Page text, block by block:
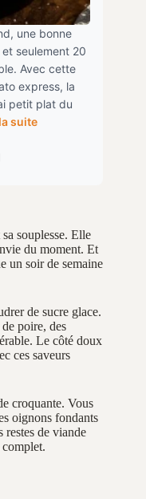
une bonne
seulement 20
Avec cette
express, la
petit plat du
suite
souplesse. Elle
du moment. Et
un soir de semaine
de sucre glace.
poire, des
Le côté doux
ces saveurs
croquante. Vous
oignons fondants
restes de viande